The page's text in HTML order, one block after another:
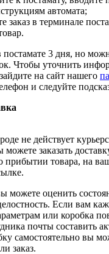
автомата;
заказ в терминале
3 дня, но
Чтобы уточнить
на сайт нашего
и следуйте
не действует
заказать
прибытии товара, на
можете оценить
Если вам
или коробка
почты составить
самостоятельно вы
заказ.